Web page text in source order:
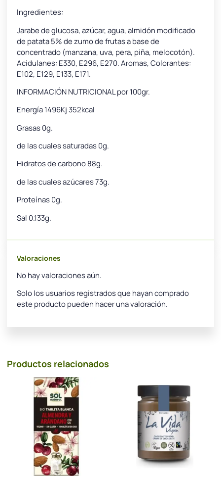
Ingredientes:
Jarabe de glucosa, azúcar, agua, almidón modificado
de patata 5% de zumo de frutas a base de
concentrado (manzana, uva, pera, piña, melocotón).
Acidulanes: E330, E296, E270. Aromas, Colorantes:
E102, E129, E133, E171.
INFORMACIÓN NUTRICIONAL por 100gr.
Energía 1496Kj 352kcal
Grasas 0g.
de las cuales saturadas 0g.
Hidratos de carbono 88g.
de las cuales azúcares 73g.
Proteínas 0g.
Sal 0.133g.
Valoraciones
No hay valoraciones aún.
Solo los usuarios registrados que hayan comprado
este producto pueden hacer una valoración.
Productos relacionados